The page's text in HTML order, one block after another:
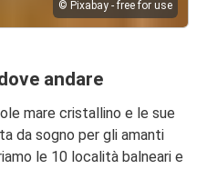
© Pixabay - free for use
andare
mare cristallino e le sue
da sogno per gli amanti
le 10 località balneari e